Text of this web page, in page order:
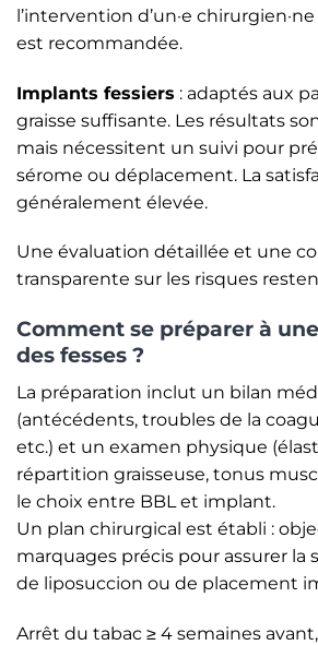
l’intervention d’un·e
est recommandée.
Implants fessiers : adaptés aux
graisse suffisante. Les résultats
mais nécessitent un suivi pour
sérome ou déplacement. La
généralement élevée.
Une évaluation détaillée et une
transparente sur les risques
Comment se préparer à
des fesses ?
La préparation inclut un bilan
(antécédents, troubles de la
etc.) et un examen physique
répartition graisseuse, tonus
le choix entre BBL et implant.
Un plan chirurgical est établi :
marquages précis pour assurer la
de liposuccion ou de placement
Arrêt du tabac ≥ 4 semaines